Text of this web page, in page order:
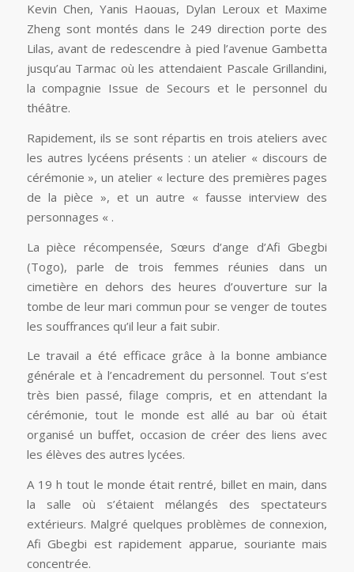
Kevin Chen, Yanis Haouas, Dylan Leroux et Maxime
Zheng sont montés dans le 249 direction porte des
Lilas, avant de redescendre à pied l’avenue Gambetta
jusqu’au Tarmac où les attendaient Pascale Grillandini,
la compagnie Issue de Secours et le personnel du
théâtre.
Rapidement, ils se sont répartis en trois ateliers avec
les autres lycéens présents : un atelier « discours de
cérémonie », un atelier « lecture des premières pages
de la pièce », et un autre « fausse interview des
personnages « .
La pièce récompensée, Sœurs d’ange d’Afi Gbegbi
(Togo), parle de trois femmes réunies dans un
cimetière en dehors des heures d’ouverture sur la
tombe de leur mari commun pour se venger de toutes
les souffrances qu’il leur a fait subir.
Le travail a été efficace grâce à la bonne ambiance
générale et à l’encadrement du personnel. Tout s’est
très bien passé, filage compris, et en attendant la
cérémonie, tout le monde est allé au bar où était
organisé un buffet, occasion de créer des liens avec
les élèves des autres lycées.
A 19 h tout le monde était rentré, billet en main, dans
la salle où s’étaient mélangés des spectateurs
extérieurs. Malgré quelques problèmes de connexion,
Afi Gbegbi est rapidement apparue, souriante mais
concentrée.